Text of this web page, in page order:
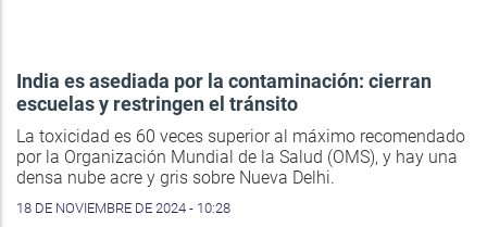
India es asediada por la contaminación: cierran
escuelas y restringen el tránsito
La toxicidad es 60 veces superior al máximo recomendado
por la Organización Mundial de la Salud (OMS), y hay una
densa nube acre y gris sobre Nueva Delhi.
18 DE NOVIEMBRE DE 2024 - 10:28